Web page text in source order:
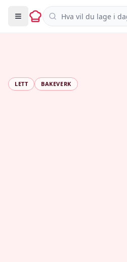
Søk i oppskrifter
LETT BAKEVERK